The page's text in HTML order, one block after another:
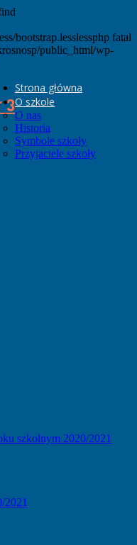
bootstrap.lesslessphp fatal
public_html/wp-
3
Strona główna
O szkole
O nas
Historia
Symbole szkoły
Przyjaciele szkoły
szkolnym 2020/2021
2021